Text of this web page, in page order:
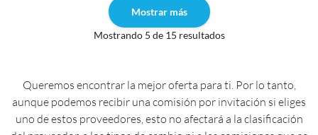
Mostrar más
Mostrando 5 de 15 resultados
Queremos encontrar la mejor oferta para ti. Por lo tanto,
aunque podemos recibir una comisión por invitación si eliges
uno de estos proveedores, esto no afectará a la clasificación